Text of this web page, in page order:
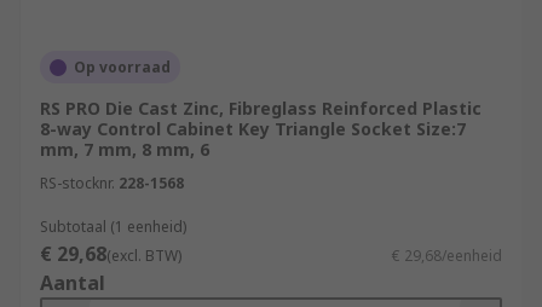
Op voorraad
RS PRO Die Cast Zinc, Fibreglass Reinforced Plastic
8-way Control Cabinet Key Triangle Socket Size:7
mm, 7 mm, 8 mm, 6
RS-stocknr. 228-1568
Subtotaal (1 eenheid)
€ 29,68(excl. BTW) € 29,68/eenheid
Aantal